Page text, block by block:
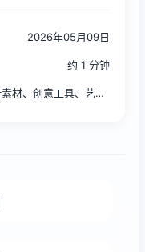
2026年05月09日
约 1 分钟
PS笔刷、设计素材、创意工具、艺术效果、彩色涂抹笔刷